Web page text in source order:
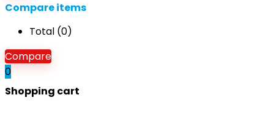
Compare items
Total (0)
Compare
0
Shopping cart